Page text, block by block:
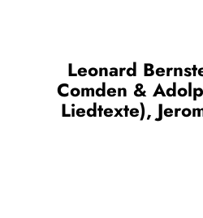
Leonard
Comden &
Liedtexte),